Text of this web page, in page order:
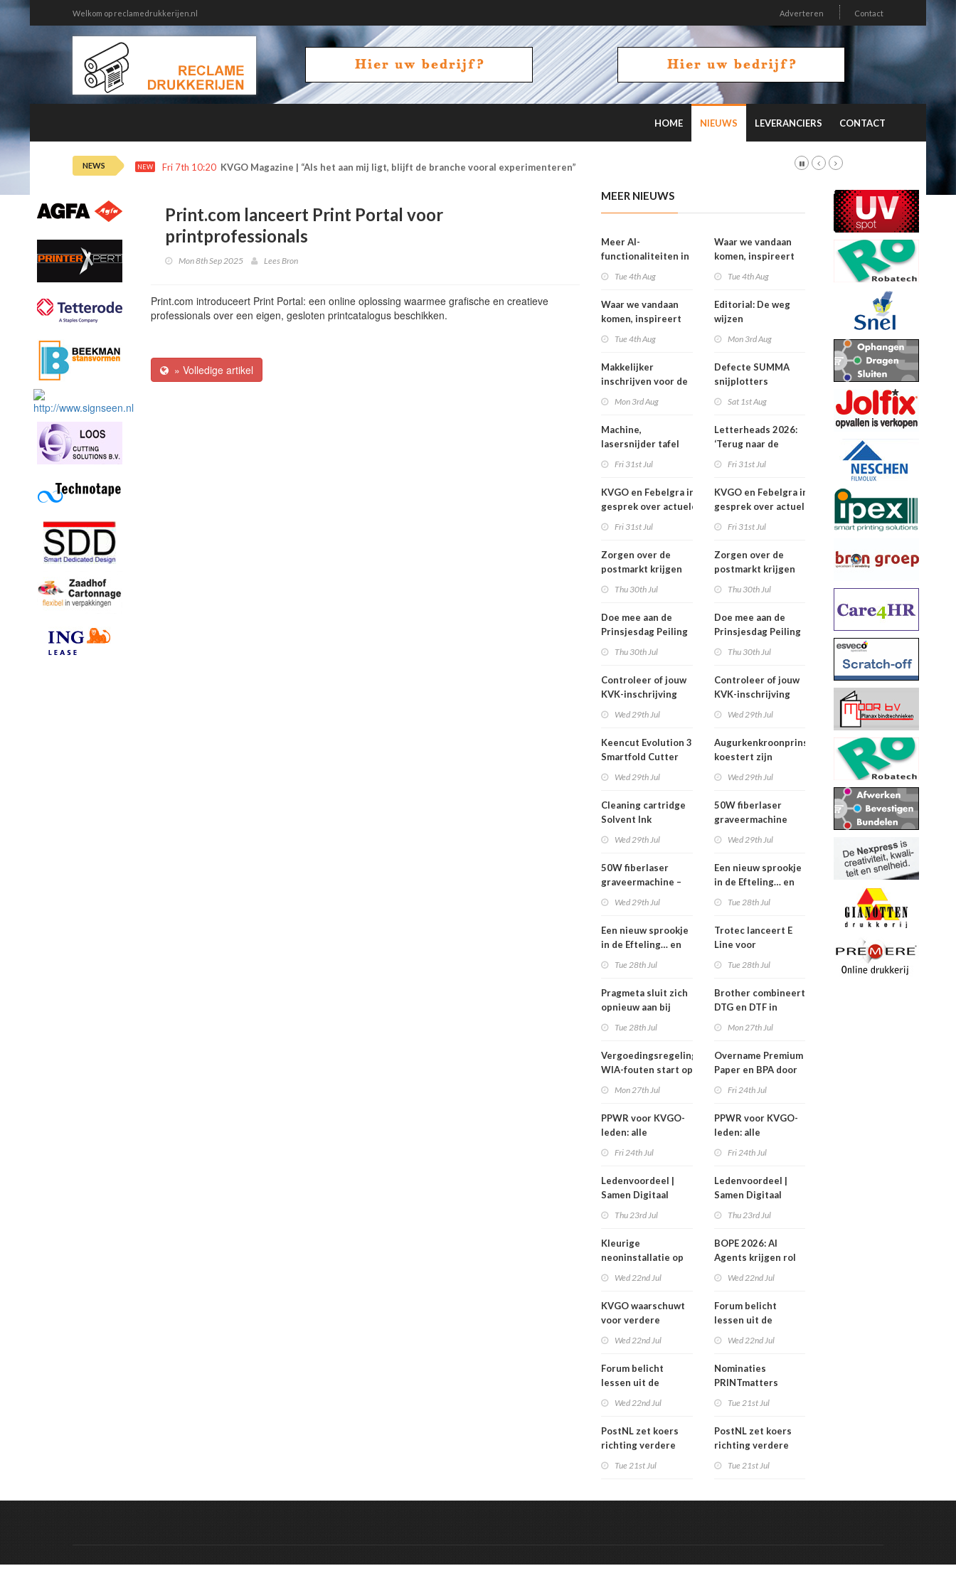
Welkom op reclamedrukkerijen.nl Adverteren Contact
HOME NIEUWS LEVERANCIERS CONTACT
NEWS NEW Fri 7th 10:20 KVGO Magazine | “Als het aan mij ligt, blijft de branche vooral experimenteren”
Print.com lanceert Print Portal voor
printprofessionals
Mon 8th Sep 2025 Lees Bron
Print.com introduceert Print Portal: een online oplossing waarmee grafische en creatieve
professionals over een eigen, gesloten printcatalogus beschikken.
» Volledige artikel
MEER NIEUWS
Meer AI-
functionaliteiten in
Tue 4th Aug
Waar we vandaan
komen, inspireert
Tue 4th Aug
Makkelijker
inschrijven voor de
Mon 3rd Aug
Machine,
lasersnijder tafel
Fri 31st Jul
KVGO en Febelgra in
gesprek over actuele
Fri 31st Jul
Zorgen over de
postmarkt krijgen
Thu 30th Jul
Doe mee aan de
Prinsjesdag Peiling
Thu 30th Jul
Controleer of jouw
KVK-inschrijving
Wed 29th Jul
Keencut Evolution 3
Smartfold Cutter
Wed 29th Jul
Cleaning cartridge
Solvent Ink
Wed 29th Jul
50W fiberlaser
graveermachine –
Wed 29th Jul
Een nieuw sprookje
in de Efteling… en
Tue 28th Jul
Pragmeta sluit zich
opnieuw aan bij
Tue 28th Jul
Vergoedingsregeling
WIA-fouten start op
Mon 27th Jul
PPWR voor KVGO-
leden: alle
webinar
overzichtelijk op
Fri 24th Jul
Ledenvoordeel |
Samen Digitaal
Thu 23rd Jul
Kleurige
neoninstallatie op
Wed 22nd Jul
KVGO waarschuwt
voor verdere
Wed 22nd Jul
Forum belicht
lessen uit de
carrièreswitches
Wed 22nd Jul
PostNL zet koers
richting verdere
betalen de rekening
Tue 21st Jul
Waar we vandaan
komen, inspireert
Tue 4th Aug
Editorial: De weg
wijzen
Mon 3rd Aug
Defecte SUMMA
snijplotters
Sat 1st Aug
Letterheads 2026:
‘Terug naar de
Fri 31st Jul
KVGO en Febelgra in
gesprek over actuele
Fri 31st Jul
Zorgen over de
postmarkt krijgen
Thu 30th Jul
Doe mee aan de
Prinsjesdag Peiling
Thu 30th Jul
Controleer of jouw
KVK-inschrijving
Wed 29th Jul
Augurkenkroonprins
koestert zijn
Wed 29th Jul
50W fiberlaser
graveermachine
Wed 29th Jul
Een nieuw sprookje
in de Efteling… en
Tue 28th Jul
Trotec lanceert E
Line voor
sign en display
Tue 28th Jul
Brother combineert
DTG en DTF in
Mon 27th Jul
Overname Premium
Paper en BPA door
Fri 24th Jul
PPWR voor KVGO-
leden: alle
webinar
overzichtelijk op
Fri 24th Jul
Ledenvoordeel |
Samen Digitaal
Thu 23rd Jul
BOPE 2026: AI
Agents krijgen rol
Wed 22nd Jul
Forum belicht
lessen uit de
carrièreswitches
Wed 22nd Jul
Nominaties
PRINTmatters
Tue 21st Jul
PostNL zet koers
richting verdere
betalen de rekening
Tue 21st Jul